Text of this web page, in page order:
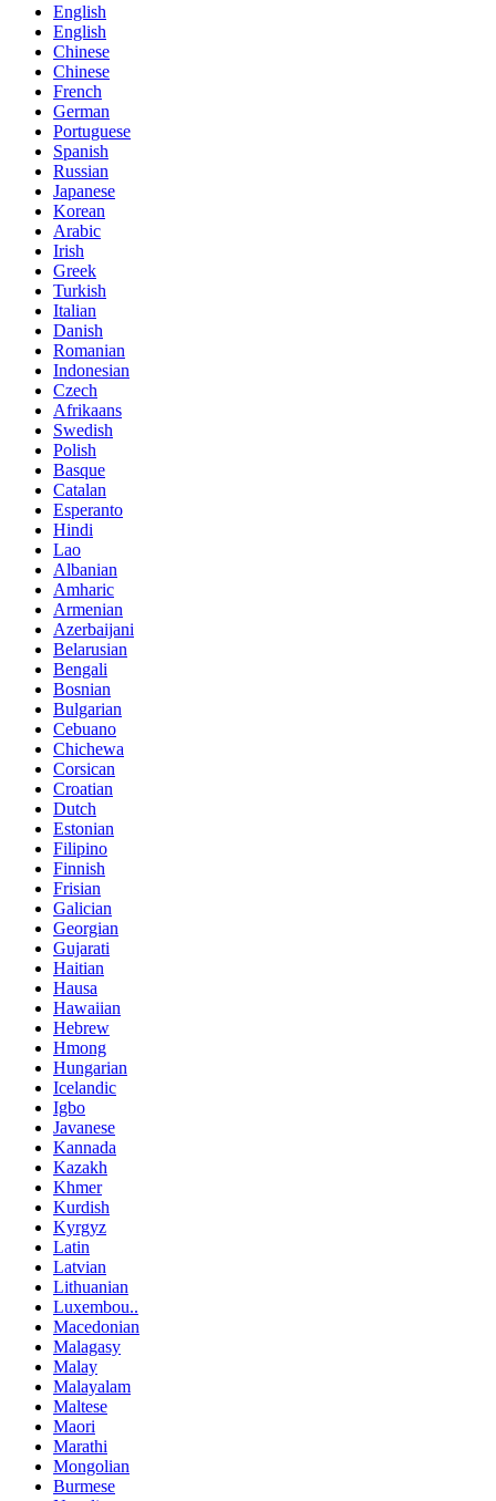
English
English
Chinese
Chinese
French
German
Portuguese
Spanish
Russian
Japanese
Korean
Arabic
Irish
Greek
Turkish
Italian
Danish
Romanian
Indonesian
Czech
Afrikaans
Swedish
Polish
Basque
Catalan
Esperanto
Hindi
Lao
Albanian
Amharic
Armenian
Azerbaijani
Belarusian
Bengali
Bosnian
Bulgarian
Cebuano
Chichewa
Corsican
Croatian
Dutch
Estonian
Filipino
Finnish
Frisian
Galician
Georgian
Gujarati
Haitian
Hausa
Hawaiian
Hebrew
Hmong
Hungarian
Icelandic
Igbo
Javanese
Kannada
Kazakh
Khmer
Kurdish
Kyrgyz
Latin
Latvian
Lithuanian
Luxembou..
Macedonian
Malagasy
Malay
Malayalam
Maltese
Maori
Marathi
Mongolian
Burmese